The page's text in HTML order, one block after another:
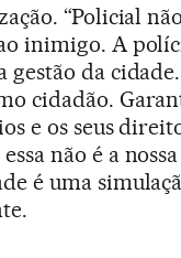
“Policial
inimigo. A
gestão da
cidadão.
e os seus
não é a
é uma